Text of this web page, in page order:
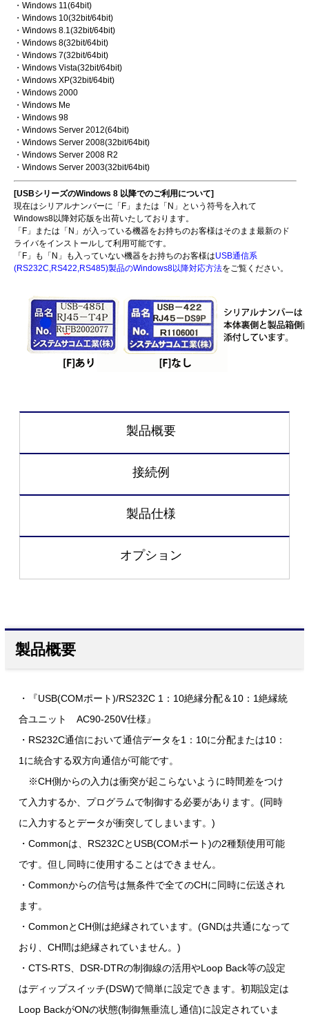
・Windows 11(64bit)
・Windows 10(32bit/64bit)
・Windows 8.1(32bit/64bit)
・Windows 8(32bit/64bit)
・Windows 7(32bit/64bit)
・Windows Vista(32bit/64bit)
・Windows XP(32bit/64bit)
・Windows 2000
・Windows Me
・Windows 98
・Windows Server 2012(64bit)
・Windows Server 2008(32bit/64bit)
・Windows Server 2008 R2
・Windows Server 2003(32bit/64bit)
[USBシリーズのWindows 8 以降でのご利用について]
現在はシリアルナンバーに「F」または「N」という符号を入れて
Windows8以降対応版を出荷いたしております。
「F」または「N」が入っている機器をお持ちのお客様はそのまま最新のド
ライバをインストールして利用可能です。
「F」も「N」も入っていない機器をお持ちのお客様はUSB通信系
(RS232C,RS422,RS485)製品のWindows8以降対応方法をご覧ください。
製品概要
接続例
製品仕様
オプション
製品概要
・『USB(COMポート)/RS232C 1：10絶縁分配＆10：1絶縁統
合ユニット AC90-250V仕様』
・RS232C通信において通信データを1：10に分配または10：
1に統合する双方向通信が可能です。
※CH側からの入力は衝突が起こらないように時間差をつけ
て入力するか、プログラムで制御する必要があります。(同時
に入力するとデータが衝突してしまいます。)
・Commonは、RS232CとUSB(COMポート)の2種類使用可能
です。但し同時に使用することはできません。
・Commonからの信号は無条件で全てのCHに同時に伝送され
ます。
・CommonとCH側は絶縁されています。(GNDは共通になって
おり、CH間は絶縁されていません。)
・CTS-RTS、DSR-DTRの制御線の活用やLoop Back等の設定
はディップスイッチ(DSW)で簡単に設定できます。初期設定は
Loop BackがONの状態(制御無垂流し通信)に設定されていま